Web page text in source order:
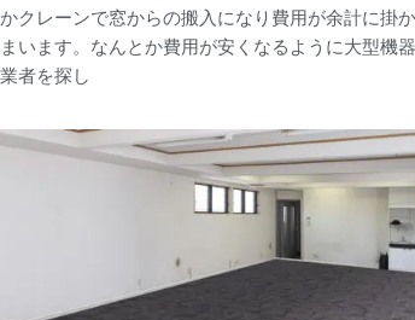
かクレーンで窓からの搬入になり費用が余計に掛
まいます。なんとか費用が安くなるように大型機
業者を探し